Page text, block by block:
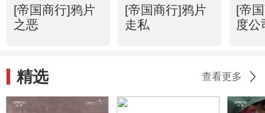
[帝国商行]鸦片
之恶
[帝国商行]鸦片
走私
[帝
度公
精选 查看更多